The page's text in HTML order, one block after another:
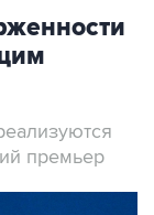
премьер